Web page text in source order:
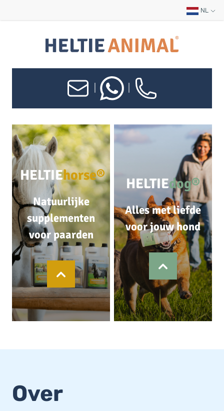
NL
HELTIEhorse®
Natuurlijke
supplementen
voor paarden
HELTIEdog®
Alles met liefde
voor jouw hond
Over